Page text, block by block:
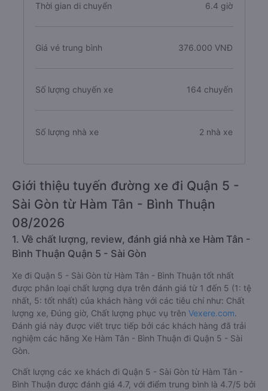
Thời gian di chuyển 6.4 giờ
Giá vé trung bình 376.000 VNĐ
Số lượng chuyến xe 164 chuyến
Số lượng nhà xe 2 nhà xe
Giới thiệu tuyến đường xe đi Quận 5 -
Sài Gòn từ Hàm Tân - Bình Thuận
08/2026
1. Về chất lượng, review, đánh giá nhà xe Hàm Tân -
Bình Thuận Quận 5 - Sài Gòn
Xe đi Quận 5 - Sài Gòn từ Hàm Tân - Bình Thuận tốt nhất
được phân loại chất lượng dựa trên đánh giá từ 1 đến 5 (1: tệ
nhất, 5: tốt nhất) của khách hàng với các tiêu chí như: Chất
lượng xe, Đúng giờ, Chất lượng phục vụ trên Vexere.com.
Đánh giá này được viết trực tiếp bởi các khách hàng đã trải
nghiệm các hãng Xe Hàm Tân - Bình Thuận đi Quận 5 - Sài
Gòn.
Chất lượng các xe khách đi Quận 5 - Sài Gòn từ Hàm Tân -
Bình Thuận được đánh giá 4.7, với điểm trung bình là 4.7/5 bởi